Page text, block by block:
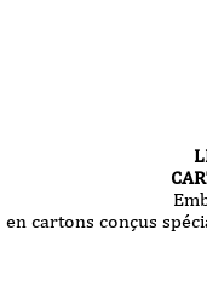
en cartons conçus